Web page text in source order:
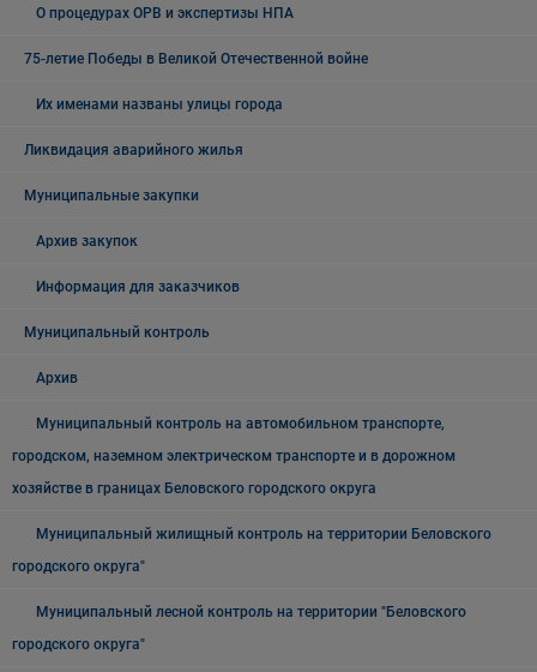
О процедурах ОРВ и экспертизы НПА
75-летие Победы в Великой Отечественной войне
Их именами названы улицы города
Ликвидация аварийного жилья
Муниципальные закупки
Архив закупок
Информация для заказчиков
Муниципальный контроль
Архив
Муниципальный контроль на автомобильном транспорте,
городском, наземном электрическом транспорте и в дорожном
хозяйстве в границах Беловского городского округа
Муниципальный жилищный контроль на территории Беловского
городского округа"
Муниципальный лесной контроль на территории "Беловского
городского округа"